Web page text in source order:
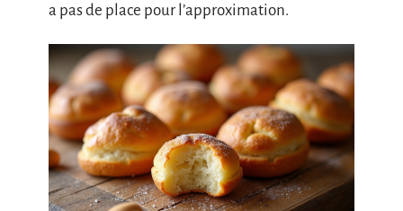
a pas de place pour l’approximation.